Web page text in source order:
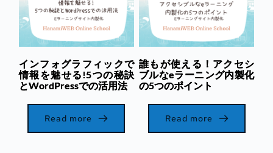
インフォグラフィックで
情報を魅せる!5つの秘訣
とWordPressでの活用法
Read more
誰もが使える！アクセシ
ブルなeラーニング内製化
の5つのポイント
Read more